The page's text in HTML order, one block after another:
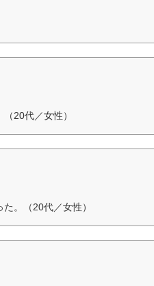
20代／女性）
。（20代／女性）